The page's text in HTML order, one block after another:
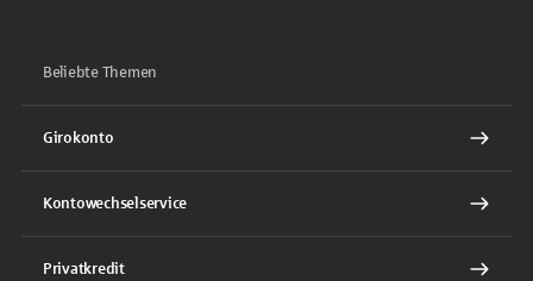
Beliebte Themen
Girokonto
Kontowechselservice
Privatkredit